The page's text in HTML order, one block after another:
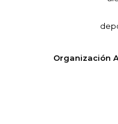
Organización